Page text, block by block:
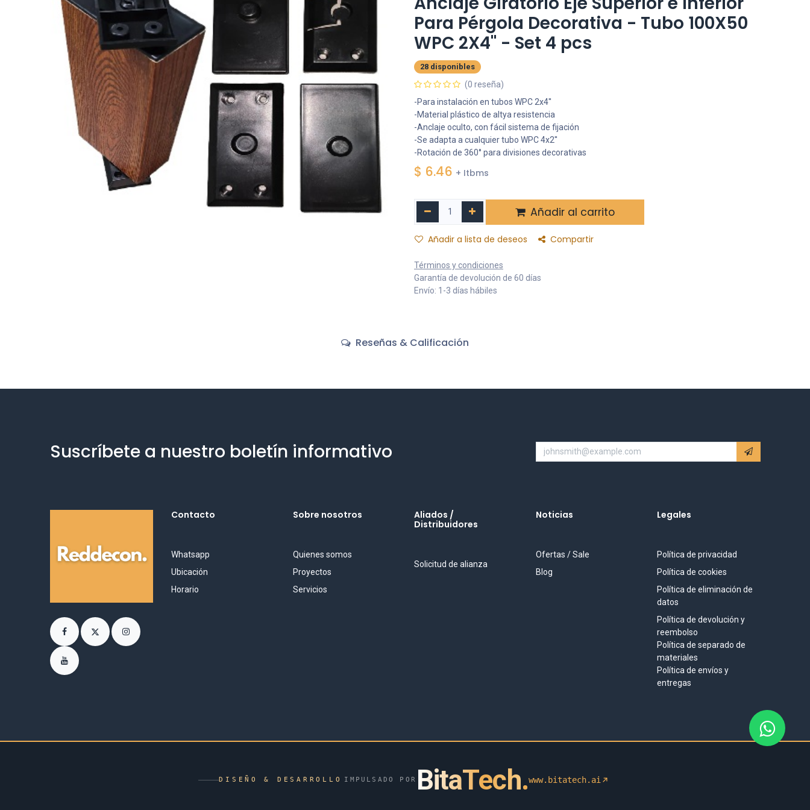
Para Pérgola Decorativa - Tubo 100X50
WPC 2X4" - Set 4 pcs
28 disponibles
(0 reseña)
-Para instalación en tubos WPC 2x4''
-Material plástico de altya resistencia
-Anclaje oculto, con fácil sistema de fijación
-Se adapta a cualquier tubo WPC 4x2''
-Rotación de 360° para divisiones decorativas
$ 6.46 + Itbms
Añadir al carrito
Añadir a lista de deseos Compartir
Términos y condiciones
Garantía de devolución de 60 días
Envío: 1-3 días hábiles
Reseñas & Calificación
Suscríbete a nuestro boletín informativo
Contacto
Whatsapp
Ubicación
Horario
Sobre nosotros
Quienes somos
Proyectos
Servicios
Aliados /
Distribuidores
Solicitud de alianza
Noticias
Ofertas / Sale
Blog
Legales
Política de privacidad
Política de cookies
Política de eliminación de
datos
Política de devolución y
reembolso
Política de separado de
materiales
Política de envíos y
entregas
DISEÑO & DESARROLLO IMPULSADO POR BitaTech.www.bitatech.ai